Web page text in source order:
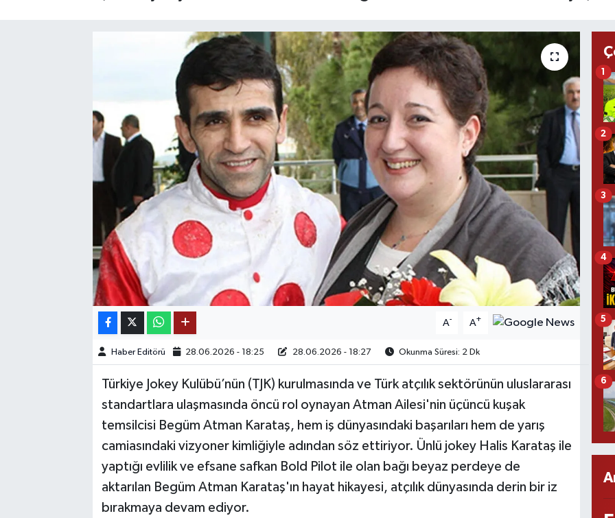
A- A+
Haber Editörü 28.06.2026 - 18:25 28.06.2026 - 18:27 Okunma Süresi: 2 Dk
Türkiye Jokey Kulübü’nün (TJK) kurulmasında ve Türk atçılık sektörünün uluslararası
standartlara ulaşmasında öncü rol oynayan Atman Ailesi'nin üçüncü kuşak
temsilcisi Begüm Atman Karataş, hem iş dünyasındaki başarıları hem de yarış
camiasındaki vizyoner kimliğiyle adından söz ettiriyor. Ünlü jokey Halis Karataş ile
yaptığı evlilik ve efsane safkan Bold Pilot ile olan bağı beyaz perdeye de
aktarılan Begüm Atman Karataş'ın hayat hikayesi, atçılık dünyasında derin bir iz
bırakmaya devam ediyor.
1
2
3
4
5
6
OTOMOTİV
KÜLTÜR SANAT